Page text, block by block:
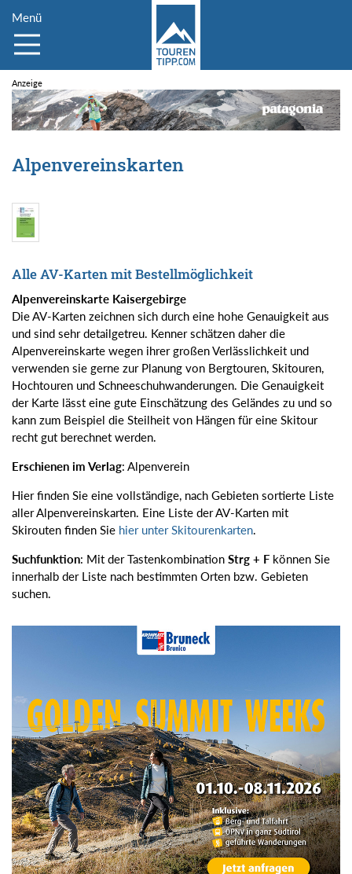
Menü
Alpenvereinskarten
Alle AV-Karten mit Bestellmöglichkeit
Alpenvereinskarte Kaisergebirge
Die AV-Karten zeichnen sich durch eine hohe Genauigkeit aus
und sind sehr detailgetreu. Kenner schätzen daher die
Alpenvereinskarte wegen ihrer großen Verlässlichkeit und
verwenden sie gerne zur Planung von Bergtouren, Skitouren,
Hochtouren und Schneeschuhwanderungen. Die Genauigkeit
der Karte lässt eine gute Einschätzung des Geländes zu und so
kann zum Beispiel die Steilheit von Hängen für eine Skitour
recht gut berechnet werden.
Erschienen im Verlag: Alpenverein
Hier finden Sie eine vollständige, nach Gebieten sortierte Liste
aller Alpenvereinskarten. Eine Liste der AV-Karten mit
Skirouten finden Sie hier unter Skitourenkarten.
Suchfunktion: Mit der Tastenkombination Strg + F können Sie
innerhalb der Liste nach bestimmten Orten bzw. Gebieten
suchen.